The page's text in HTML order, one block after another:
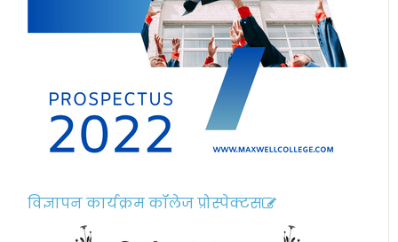
विज्ञापन कार्यक्रम कॉलेज प्रोस्पेक्टस